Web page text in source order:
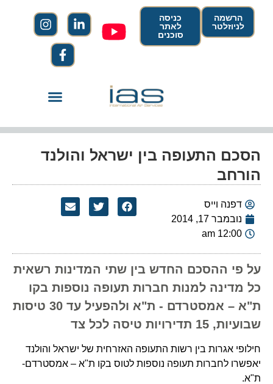
הרשמה
לניוזלטר
כניסה
לאתר
סוכנים
הסכם התעופה בין ישראל והולנד
הורחב
דפנה וייס
נובמבר 17, 2014
12:00 am
על פי ההסכם החדש בין שתי המדינות רשאית
כל מדינה למנות חברות תעופה נוספות בקו
ת"א – אמסטרדם - ת"א ולהפעיל עד 30 טיסות
שבועיות, 15 תדירויות טיסה לכל צד
חילופי אגרות בין רשות התעופה האזרחית של ישראל והולנד
יאפשרו לחברות תעופה נוספות לטוס בקו ת"א – אמסטרדם-
ת"א.